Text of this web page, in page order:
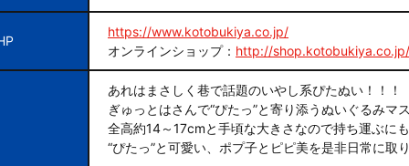
https://www.kotobukiya.co.jp/
オンラインショップ： http://
あれはまさしく巷で話題のいやし系ぴたぬい！！！
ぎゅっとはさんで“ぴたっ”と寄り添うぬいぐるみマ
全高約14～17cmと手頃な大きさなので持ち運ぶに
“ぴたっ”と可愛い、ポプ子とピピ美を是非日常に取